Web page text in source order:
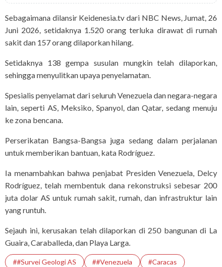
Sebagaimana dilansir Keidenesia.tv dari NBC News, Jumat, 26
Juni 2026, setidaknya 1.520 orang terluka dirawat di rumah
sakit dan 157 orang dilaporkan hilang.
Setidaknya 138 gempa susulan mungkin telah dilaporkan,
sehingga menyulitkan upaya penyelamatan.
Spesialis penyelamat dari seluruh Venezuela dan negara-negara
lain, seperti AS, Meksiko, Spanyol, dan Qatar, sedang menuju
ke zona bencana.
Perserikatan Bangsa-Bangsa juga sedang dalam perjalanan
untuk memberikan bantuan, kata Rodríguez.
Ia menambahkan bahwa penjabat Presiden Venezuela, Delcy
Rodríguez, telah membentuk dana rekonstruksi sebesar 200
juta dolar AS untuk rumah sakit, rumah, dan infrastruktur lain
yang runtuh.
Sejauh ini, kerusakan telah dilaporkan di 250 bangunan di La
Guaira, Caraballeda, dan Playa Larga.
##Survei Geologi AS ##Venezuela
#Caracas